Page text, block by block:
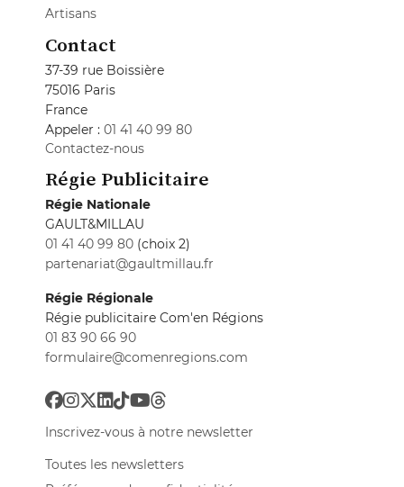
Artisans
Contact
37-39 rue Boissière
75016 Paris
France
Appeler : 01 41 40 99 80
Contactez-nous
Régie Publicitaire
Régie Nationale
GAULT&MILLAU
01 41 40 99 80 (choix 2)
partenariat@gaultmillau.fr
Régie Régionale
Régie publicitaire Com'en Régions
01 83 90 66 90
formulaire@comenregions.com
Inscrivez-vous à notre newsletter
Toutes les newsletters